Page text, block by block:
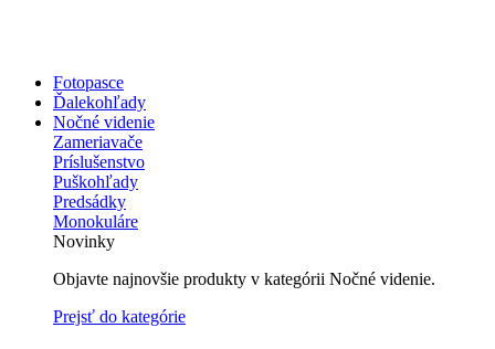
Fotopasce
Ďalekohľady
Nočné videnie
Zameriavače
Príslušenstvo
Puškohľady
Predsádky
Monokuláre
Novinky
Objavte najnovšie produkty v kategórii Nočné videnie.
Prejsť do kategórie